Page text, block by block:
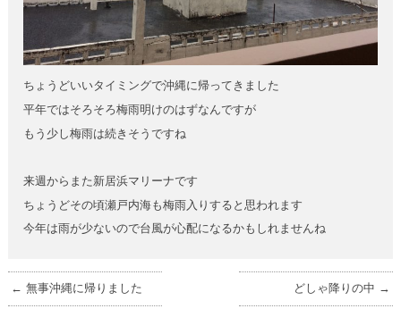
ちょうどいいタイミングで沖縄に帰ってきました
平年ではそろそろ梅雨明けのはずなんですが
もう少し梅雨は続きそうですね
来週からまた新居浜マリーナです
ちょうどその頃瀬戸内海も梅雨入りすると思われます
今年は雨が少ないので台風が心配になるかもしれませんね
← 無事沖縄に帰りました どしゃ降りの中 →